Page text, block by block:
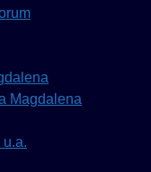
Magdalena